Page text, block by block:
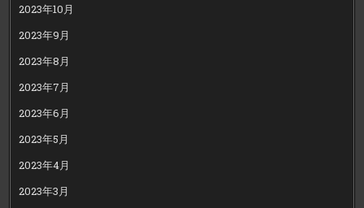
2023年10月
2023年9月
2023年8月
2023年7月
2023年6月
2023年5月
2023年4月
2023年3月